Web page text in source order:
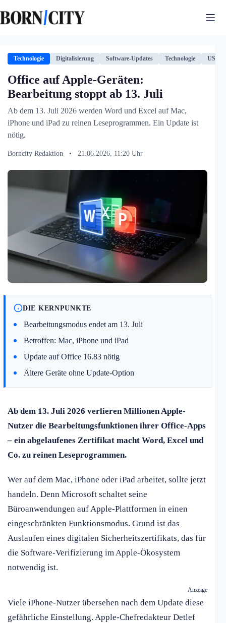
Inhalt
springen
Technologie Digitalisierung Software-Updates Technologie USA
Office auf Apple-Geräten:
Bearbeitung stoppt ab 13. Juli
Ab dem 13. Juli 2026 werden Word und Excel auf Mac,
iPhone und iPad zu reinen Leseprogrammen. Ein Update ist
nötig.
Borncity Redaktion • 21.06.2026, 11:20 Uhr
DIE KERNPUNKTE
Bearbeitungsmodus endet am 13. Juli
Betroffen: Mac, iPhone und iPad
Update auf Office 16.83 nötig
Ältere Geräte ohne Update-Option
Ab dem 13. Juli 2026 verlieren Millionen Apple-
Nutzer die Bearbeitungsfunktionen ihrer Office-Apps
– ein abgelaufenes Zertifikat macht Word, Excel und
Co. zu reinen Leseprogrammen.
Wer auf dem Mac, iPhone oder iPad arbeitet, sollte jetzt
handeln. Denn Microsoft schaltet seine
Büroanwendungen auf Apple-Plattformen in einen
eingeschränkten Funktionsmodus. Grund ist das
Auslaufen eines digitalen Sicherheitszertifikats, das für
die Software-Verifizierung im Apple-Ökosystem
notwendig ist.
Anzeige
Viele iPhone-Nutzer übersehen nach dem Update diese
gefährliche Einstellung. Apple-Chefredakteur Detlef